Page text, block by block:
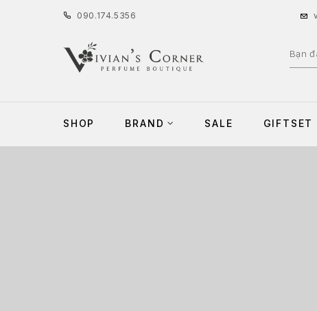
090 .174.5356
SHOP BRAND SALE GIFTSET